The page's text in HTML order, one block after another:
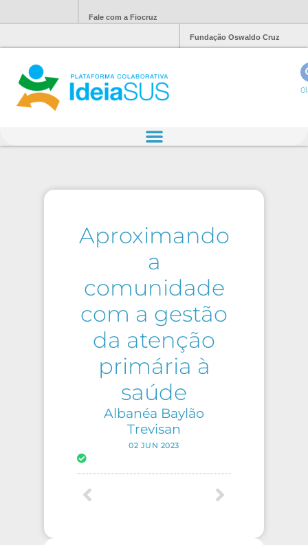
Fale com a Fiocruz
Fundação Oswaldo Cruz
Aproximando
a
comunidade
com a gestão
da atenção
primária à
saúde
Albanéa Baylão
Trevisan
02 JUN 2023